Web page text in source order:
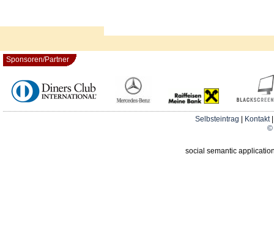
Sponsoren/Partner
Selbsteintrag Kontakt
©
social semantic